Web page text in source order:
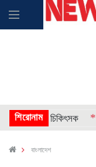
শিরোনাম
গেলেন চিকিৎসক * * * *
বাংলাদেশ